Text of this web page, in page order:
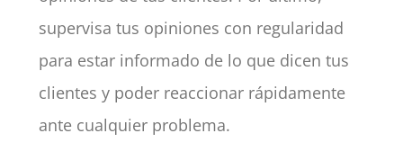
supervisa tus opiniones con regularidad
para estar informado de lo que dicen tus
clientes y poder reaccionar rápidamente
ante cualquier problema.